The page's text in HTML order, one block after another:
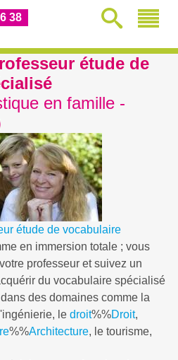
38
étude de
en famille -
étude de vocabulaire
en immersion totale ; vous
professeur et suivez un
du vocabulaire spécialisé
des domaines comme la
le droit%%Droit,
%%Architecture, le tourisme,